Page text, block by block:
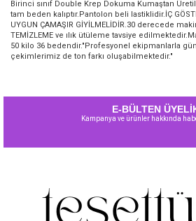
Birinci sınıf Double Krep Dokuma Kumaştan
tam beden kalıptır.Pantolon beli lastiklidir.İÇ
UYGUN ÇAMAŞIR GİYİLMELİDİR.30 derecede
TEMİZLEME ve ılık ütüleme tavsiye
50 kilo 36 bedendir."Profesyonel ekipmanlarla gün
çekimlerimiz de ton farkı oluşabilmektedir."
E-BÜLTEN
Kampanya ve ürünler hakkında